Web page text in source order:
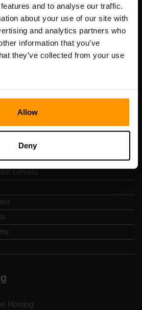
and to analyse our traffic.
about your use of our site with
and analytics partners who
information that you’ve
they’ve collected from your use
Allow
Deny
serveru
Hosting